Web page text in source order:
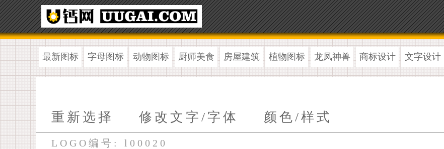
最新图标 字母图标 动物图标 厨师美食 房屋建筑 植物图标 龙凤神兽 商标设计 文字设计
重新选择 修改文字/字体 颜色/样式
LOGO编号: l00020